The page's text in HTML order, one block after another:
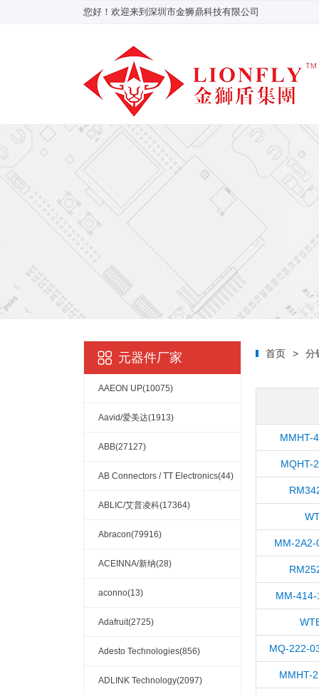
您好！欢迎来到深圳市金狮鼎科技有限公司
元器件厂家
AAEON UP(10075)
Aavid/爱美达(1913)
ABB(27127)
AB Connectors / TT Electronics(44)
ABLIC/艾普凌科(17364)
Abracon(79916)
ACEINNA/新纳(28)
aconno(13)
Adafruit(2725)
Adesto Technologies(856)
ADLINK Technology(2097)
首页 > 分
MMHT-
MQHT-
MM-
MM-
MQ-222-
MMHT-